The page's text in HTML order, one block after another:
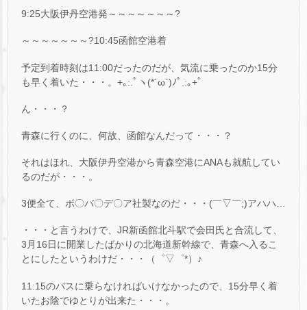
9:25大阪伊丹空港発～～～～～～～?
～～～～～～～?10:45函館空港着
予定到着時刻は11:00だったのだが、気流に乗ったのか15分
も早く着いた・・・。+｡:.ﾟヽ(*´ω`)ﾉﾟ.:｡+ﾟ
ん・・・？
青森に行くのに、何故、函館なんだって・・・？
それはほれ、大阪伊丹空港から青森空港にANAも就航してい
るのだが・・・。
3便全て、ボ〇バ〇デ〇ア社製なのだ・・・(￣▽￣;)アハハ…
・・・と言うわけで、JR新函館北斗駅で会田氏と合流して、
3月16日に開業したばかりの北海道新幹線で、青森へ入るこ
とにしたというわけだ・・・（゜▽゜*）♪
11:15のバスに乗らなければいけなかったので、15分早く着
いたお陰でゆとりが出来た・・・。